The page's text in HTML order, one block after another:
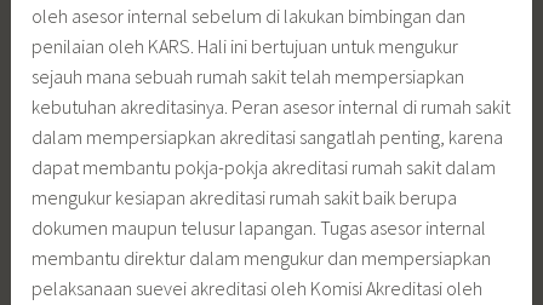
oleh asesor internal sebelum di lakukan bimbingan dan
penilaian oleh KARS. Hali ini bertujuan untuk mengukur
sejauh mana sebuah rumah sakit telah mempersiapkan
kebutuhan akreditasinya. Peran asesor internal di rumah sakit
dalam mempersiapkan akreditasi sangatlah penting, karena
dapat membantu pokja-pokja akreditasi rumah sakit dalam
mengukur kesiapan akreditasi rumah sakit baik berupa
dokumen maupun telusur lapangan. Tugas asesor internal
membantu direktur dalam mengukur dan mempersiapkan
pelaksanaan suevei akreditasi oleh Komisi Akreditasi oleh